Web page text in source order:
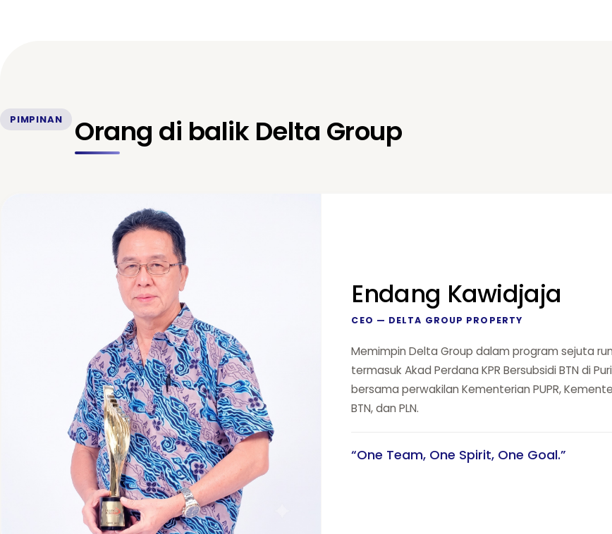
PIMPINAN Orang di balik Delta Group
Endang Kawidjaja
CEO — DELTA GROUP PROPERTY
Memimpin Delta Group dalam program sejuta
termasuk Akad Perdana KPR Bersubsidi BTN di
bersama perwakilan Kementerian PUPR,
BTN, dan PLN.
“One Team, One Spirit, One Goal.”